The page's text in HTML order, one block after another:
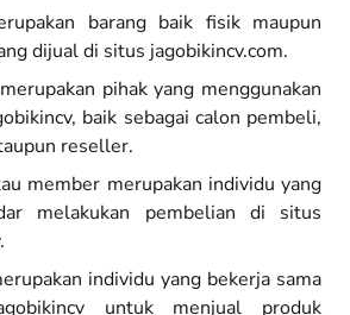
barang baik fisik maupun
dijual di situs jagobikincv.com.
pihak yang menggunakan
baik sebagai calon pembeli,
reseller.
member merupakan individu yang
melakukan pembelian di situs
individu yang bekerja sama
untuk menjual produk